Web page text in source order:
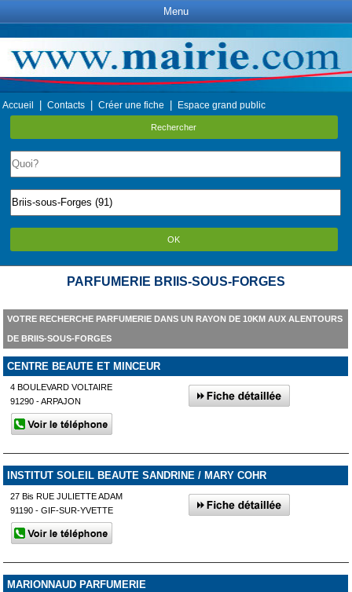
Menu
Accueil Contacts Créer une fiche Espace grand public
Rechercher
OK
PARFUMERIE BRIIS-SOUS-FORGES
VOTRE RECHERCHE PARFUMERIE DANS UN RAYON DE 10KM AUX ALENTOURS
DE BRIIS-SOUS-FORGES
CENTRE BEAUTE ET MINCEUR
4 BOULEVARD VOLTAIRE
91290 - ARPAJON
INSTITUT SOLEIL BEAUTE SANDRINE / MARY COHR
27 Bis RUE JULIETTE ADAM
91190 - GIF-SUR-YVETTE
MARIONNAUD PARFUMERIE